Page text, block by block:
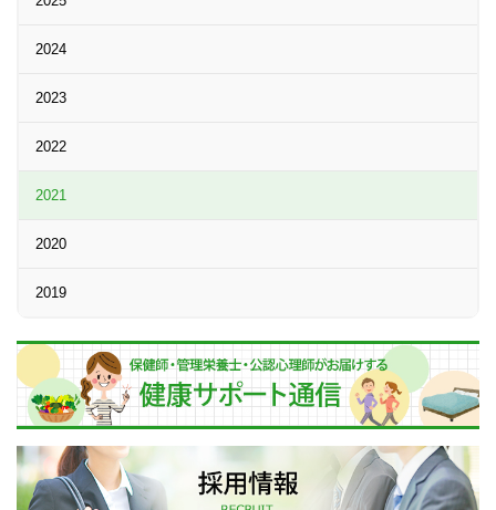
2024
2023
2022
2021
2020
2019